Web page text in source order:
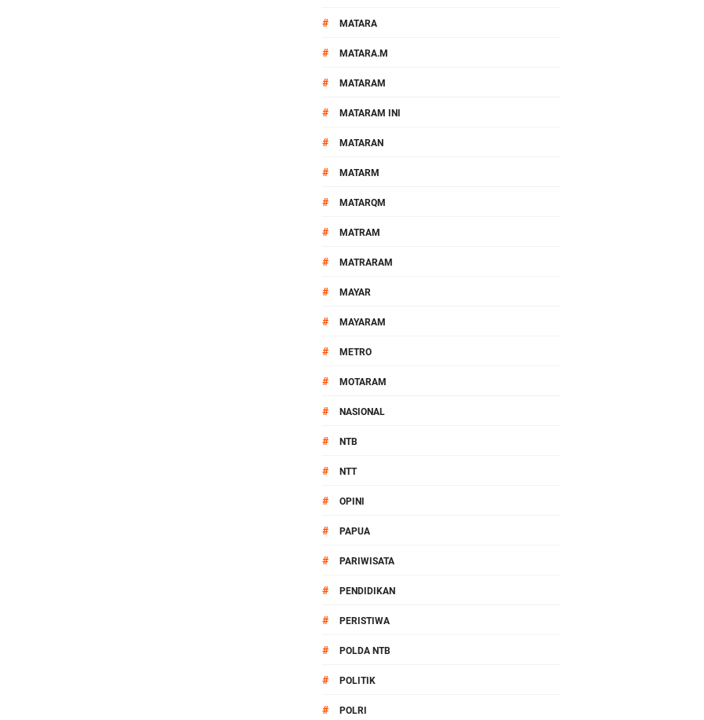
# MATARA
# MATARA.M
# MATARAM
# MATARAM INI
# MATARAN
# MATARM
# MATARQM
# MATRAM
# MATRARAM
# MAYAR
# MAYARAM
# METRO
# MOTARAM
# NASIONAL
# NTB
# NTT
# OPINI
# PAPUA
# PARIWISATA
# PENDIDIKAN
# PERISTIWA
# POLDA NTB
# POLITIK
# POLRI